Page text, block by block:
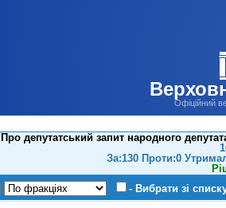
Офіційний
Про депутатський запит народного
За:130 Проти:0
- Вибрати зі